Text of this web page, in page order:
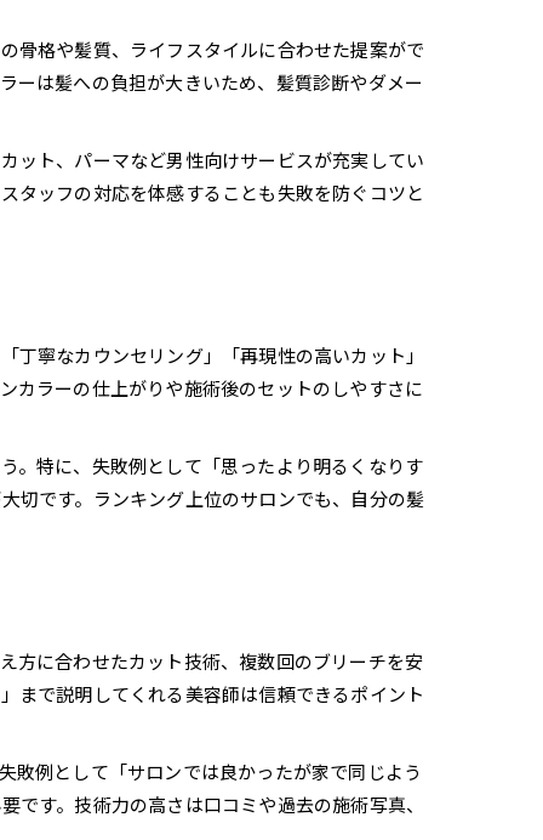
骨格や髪質、ライフスタイルに合わせた提案がで
ーは髪への負担が大きいため、髪質診断やダメー
ット、パーマなど男性向けサービスが充実してい
タッフの対応を体感することも失敗を防ぐコツと
寧なカウンセリング」「再現性の高いカット」
カラーの仕上がりや施術後のセットのしやすさに
。特に、失敗例として「思ったより明るくなりす
切です。ランキング上位のサロンでも、自分の髪
方に合わせたカット技術、複数回のブリーチを安
まで説明してくれる美容師は信頼できるポイント
敗例として「サロンでは良かったが家で同じよう
す。技術力の高さは口コミや過去の施術写真、